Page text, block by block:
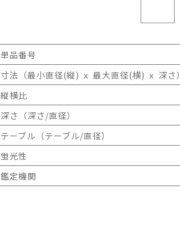
単品番号
寸法（最小直径(縦) ｘ 最大直径(横) ｘ 深さ）
縦横比
深さ（深さ/直径）
テーブル（テーブル/直径）
蛍光性
鑑定機関